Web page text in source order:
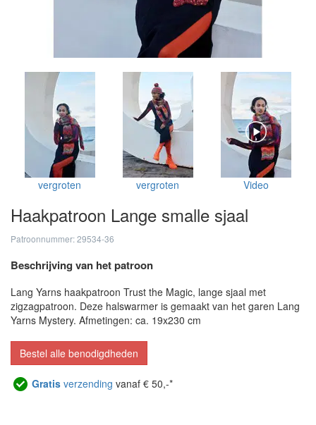
vergroten vergroten Video
Haakpatroon Lange smalle sjaal
Patroonnummer: 29534-36
Beschrijving van het patroon
Lang Yarns haakpatroon Trust the Magic, lange sjaal met
zigzagpatroon. Deze halswarmer is gemaakt van het garen Lang
Yarns Mystery. Afmetingen: ca. 19x230 cm
Bestel alle benodigdheden
Gratis verzending vanaf € 50,-*